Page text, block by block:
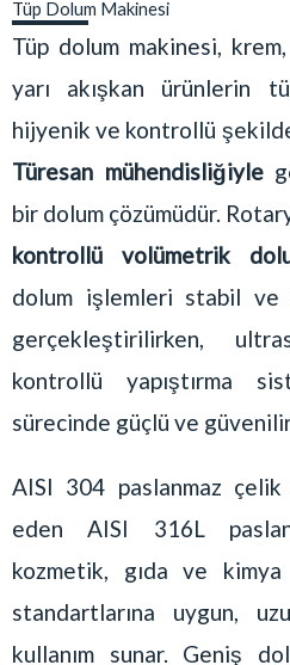
Tüp Dolum Makinesi
Tüp dolum makinesi,
yarı akışkan ürünlerin
hijyenik ve kontrollü
Türesan mühendisliğiyle
bir dolum çözümüdür.
kontrollü volümetrik
dolum işlemleri stabil ve
gerçekleştirilirken,
kontrollü yapıştırma
sürecinde güçlü ve güvenilir
AISI 304 paslanmaz
eden AISI 316L
kozmetik, gıda ve
standartlarına uygun,
kullanım sunar. Geniş